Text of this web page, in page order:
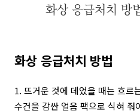
화상 응급처치 방
화상 응급처치 방법
1. 뜨거운 것에 데었을 때는 흐르
수건을 감싼 얼음 팩으로 식혀 줘